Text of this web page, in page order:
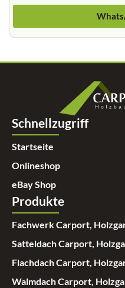
Schnellzugriff
Startseite
Onlineshop
eBay Shop
Produkte
Fachwerk Carport,
Satteldach Carport,
Flachdach Carport,
Walmdach Carport,